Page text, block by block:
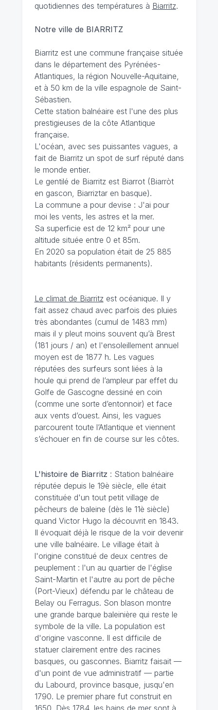
quotidiennes des températures à Biarritz.
Notre ville de BIARRITZ
Biarritz est une commune française située
dans le département des Pyrénées-
Atlantiques, la région Nouvelle-Aquitaine,
et à 50 km de la ville espagnole de Saint-
Sébastien.
Cette station balnéaire est l'une des plus
prestigieuses de la côte Atlantique
française.
L'océan, avec ses puissantes vagues, a
fait de Biarritz un spot de surf réputé dans
le monde entier.
Le gentilé de Biarritz est Biarrot (Biarròt
en gascon, Biarriztar en basque).
La commune a pour devise : J'ai pour
moi les vents, les astres et la mer.
Sa superficie est de 12 km² pour une
altitude située entre 0 et 85m.
En 2020 sa population était de 25 885
habitants (résidents permanents).
Le climat de Biarritz est océanique. Il y
fait assez chaud avec parfois des pluies
très abondantes (cumul de 1483 mm)
mais il y pleut moins souvent qu’à Brest
(181 jours / an) et l'ensoleillement annuel
moyen est de 1877 h. Les vagues
réputées des surfeurs sont liées à la
houle qui prend de l’ampleur par effet du
Golfe de Gascogne dessiné en coin
(comme une sorte d’entonnoir) et face
aux vents d’ouest. Ainsi, les vagues
parcourent toute l’Atlantique et viennent
s’échouer en fin de course sur les côtes.
L'histoire de Biarritz : Station balnéaire
réputée depuis le 19è siècle, elle était
constituée d'un tout petit village de
pêcheurs de baleine (dès le 11è siècle)
quand Victor Hugo la découvrit en 1843.
Il évoquait déjà le risque de la voir devenir
une ville balnéaire. Le village était à
l'origine constitué de deux centres de
peuplement : l'un au quartier de l'église
Saint-Martin et l'autre au port de pêche
(Port-Vieux) défendu par le château de
Belay ou Ferragus. Son blason montre
une grande barque baleinière qui reste le
symbole de la ville. La population est
d'origine vasconne. Il est difficile de
statuer clairement entre des racines
basques, ou gasconnes. Biarritz faisait —
d'un point de vue administratif — partie
du Labourd, province basque, jusqu'en
1790. Le premier phare fut construit en
1650. Dès 1784, les bains de mer sont à